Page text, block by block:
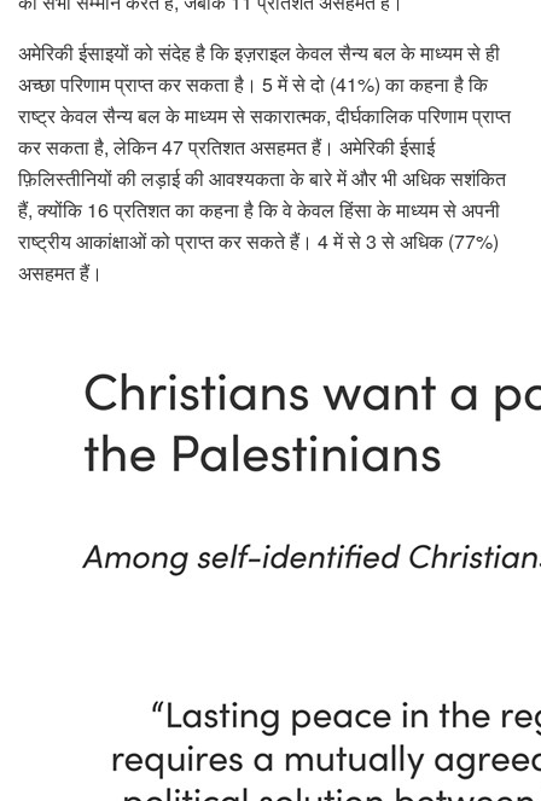
अमेरिकी ईसाइयों को संदेह है कि इज़राइल केवल सैन्य बल के माध्यम से ही
अच्छा परिणाम प्राप्त कर सकता है। 5 में से दो (41%) का कहना है कि
राष्ट्र केवल सैन्य बल के माध्यम से सकारात्मक, दीर्घकालिक परिणाम प्राप्त
कर सकता है, लेकिन 47 प्रतिशत असहमत हैं। अमेरिकी ईसाई
फ़िलिस्तीनियों की लड़ाई की आवश्यकता के बारे में और भी अधिक सशंकित
हैं, क्योंकि 16 प्रतिशत का कहना है कि वे केवल हिंसा के माध्यम से अपनी
राष्ट्रीय आकांक्षाओं को प्राप्त कर सकते हैं। 4 में से 3 से अधिक (77%)
असहमत हैं।